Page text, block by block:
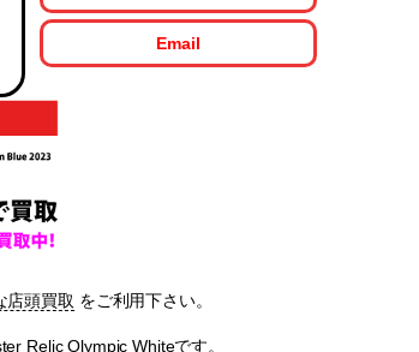
Email
店頭買取 をご利用下さい。
Relic Olympic Whiteです。